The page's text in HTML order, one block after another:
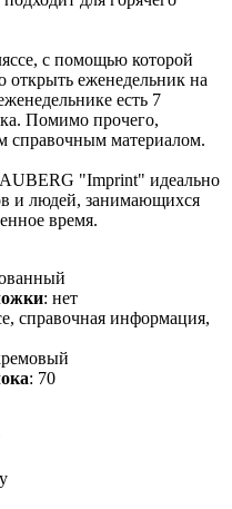
с помощью которой
еженедельник на
есть 7
Помимо прочего,
справочным материалом.
"Imprint" идеально
и людей, занимающихся
время.
: нет
справочная информация,
: 70